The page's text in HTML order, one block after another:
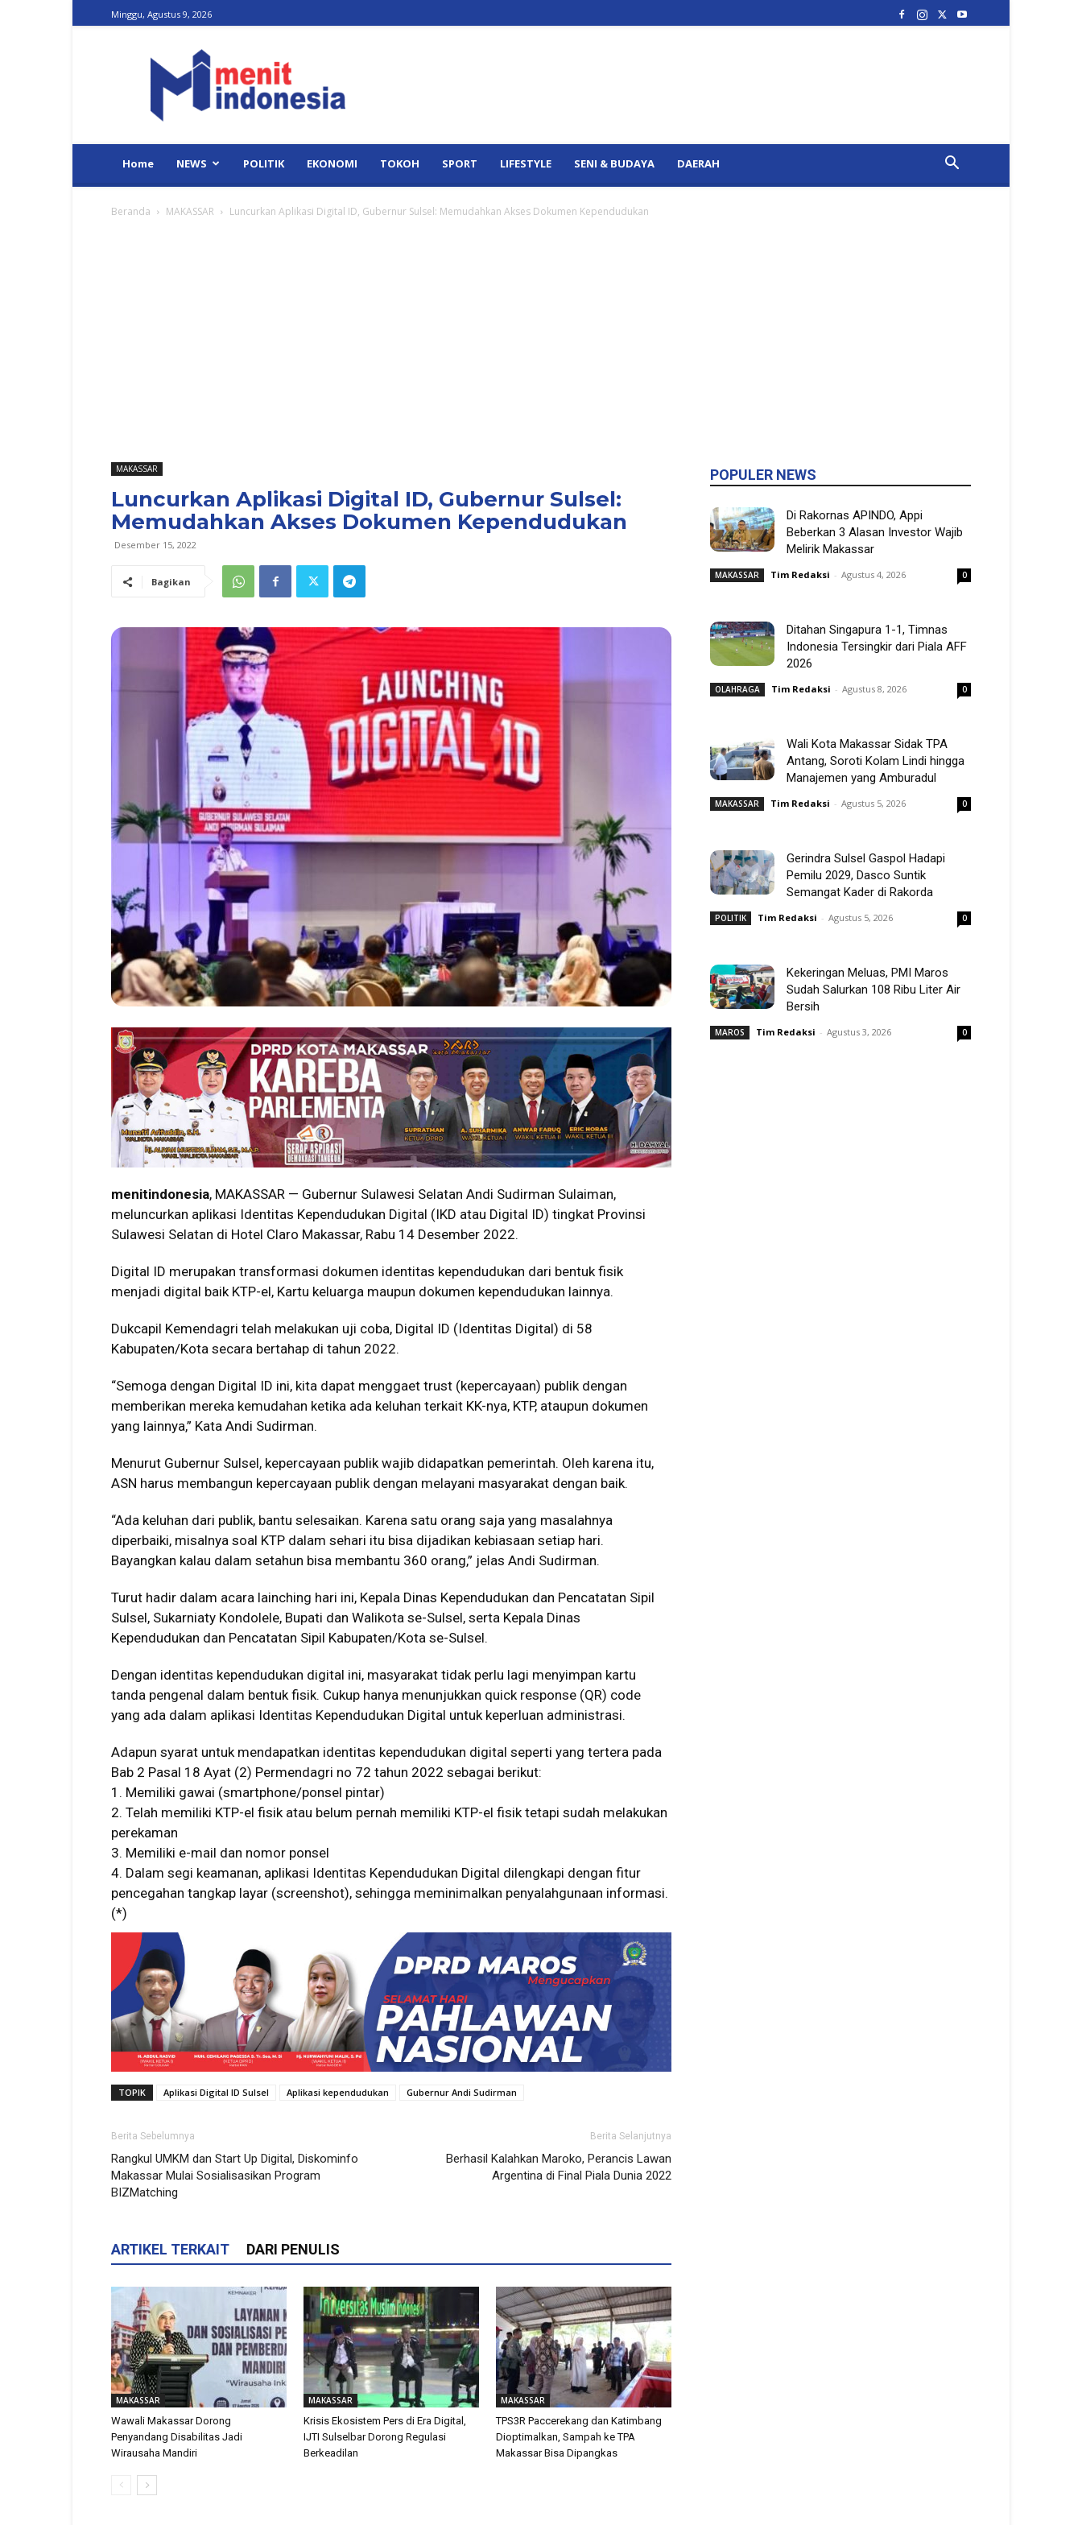
Minggu, Agustus 9, 2026
Indonesia
Home NEWS POLITIK EKONOMI TOKOH SPORT LIFESTYLE SENI & BUDAYA DAERAH
Beranda MAKASSAR Luncurkan Aplikasi Digital ID, Gubernur Sulsel: Memudahkan Akses Dokumen Kependudukan
MAKASSAR
Luncurkan Aplikasi Digital ID, Gubernur Sulsel:
Memudahkan Akses Dokumen Kependudukan
Desember 15, 2022
Bagikan
menitindonesia, MAKASSAR — Gubernur Sulawesi Selatan Andi Sudirman Sulaiman,
meluncurkan aplikasi Identitas Kependudukan Digital (IKD atau Digital ID) tingkat Provinsi
Sulawesi Selatan di Hotel Claro Makassar, Rabu 14 Desember 2022.
Digital ID merupakan transformasi dokumen identitas kependudukan dari bentuk fisik
menjadi digital baik KTP-el, Kartu keluarga maupun dokumen kependudukan lainnya.
Dukcapil Kemendagri telah melakukan uji coba, Digital ID (Identitas Digital) di 58
Kabupaten/Kota secara bertahap di tahun 2022.
“Semoga dengan Digital ID ini, kita dapat menggaet trust (kepercayaan) publik dengan
memberikan mereka kemudahan ketika ada keluhan terkait KK-nya, KTP, ataupun dokumen
yang lainnya,” Kata Andi Sudirman.
Menurut Gubernur Sulsel, kepercayaan publik wajib didapatkan pemerintah. Oleh karena itu,
ASN harus membangun kepercayaan publik dengan melayani masyarakat dengan baik.
“Ada keluhan dari publik, bantu selesaikan. Karena satu orang saja yang masalahnya
diperbaiki, misalnya soal KTP dalam sehari itu bisa dijadikan kebiasaan setiap hari.
Bayangkan kalau dalam setahun bisa membantu 360 orang,” jelas Andi Sudirman.
Turut hadir dalam acara lainching hari ini, Kepala Dinas Kependudukan dan Pencatatan Sipil
Sulsel, Sukarniaty Kondolele, Bupati dan Walikota se-Sulsel, serta Kepala Dinas
Kependudukan dan Pencatatan Sipil Kabupaten/Kota se-Sulsel.
Dengan identitas kependudukan digital ini, masyarakat tidak perlu lagi menyimpan kartu
tanda pengenal dalam bentuk fisik. Cukup hanya menunjukkan quick response (QR) code
yang ada dalam aplikasi Identitas Kependudukan Digital untuk keperluan administrasi.
Adapun syarat untuk mendapatkan identitas kependudukan digital seperti yang tertera pada
Bab 2 Pasal 18 Ayat (2) Permendagri no 72 tahun 2022 sebagai berikut:
1. Memiliki gawai (smartphone/ponsel pintar)
2. Telah memiliki KTP-el fisik atau belum pernah memiliki KTP-el fisik tetapi sudah melakukan
perekaman
3. Memiliki e-mail dan nomor ponsel
4. Dalam segi keamanan, aplikasi Identitas Kependudukan Digital dilengkapi dengan fitur
pencegahan tangkap layar (screenshot), sehingga meminimalkan penyalahgunaan informasi.
(*)
TOPIK Aplikasi Digital ID Sulsel Aplikasi kependudukan Gubernur Andi Sudirman
Berita Sebelumnya
Rangkul UMKM dan Start Up Digital, Diskominfo
Makassar Mulai Sosialisasikan Program
BIZMatching
Berita Selanjutnya
Berhasil Kalahkan Maroko, Perancis Lawan
Argentina di Final Piala Dunia 2022
ARTIKEL TERKAIT DARI PENULIS
MAKASSAR
Wawali Makassar Dorong
Penyandang Disabilitas Jadi
Wirausaha Mandiri
MAKASSAR
Krisis Ekosistem Pers di Era Digital,
IJTI Sulselbar Dorong Regulasi
Berkeadilan
MAKASSAR
TPS3R Paccerekang dan Katimbang
Dioptimalkan, Sampah ke TPA
Makassar Bisa Dipangkas
POPULER NEWS
Di Rakornas APINDO, Appi
Beberkan 3 Alasan Investor Wajib
Melirik Makassar
MAKASSAR Tim Redaksi - Agustus 4, 2026 0
Ditahan Singapura 1-1, Timnas
Indonesia Tersingkir dari Piala AFF
2026
OLAHRAGA Tim Redaksi - Agustus 8, 2026 0
Wali Kota Makassar Sidak TPA
Antang, Soroti Kolam Lindi hingga
Manajemen yang Amburadul
MAKASSAR Tim Redaksi - Agustus 5, 2026 0
Gerindra Sulsel Gaspol Hadapi
Pemilu 2029, Dasco Suntik
Semangat Kader di Rakorda
POLITIK Tim Redaksi - Agustus 5, 2026 0
Kekeringan Meluas, PMI Maros
Sudah Salurkan 108 Ribu Liter Air
Bersih
MAROS Tim Redaksi - Agustus 3, 2026 0